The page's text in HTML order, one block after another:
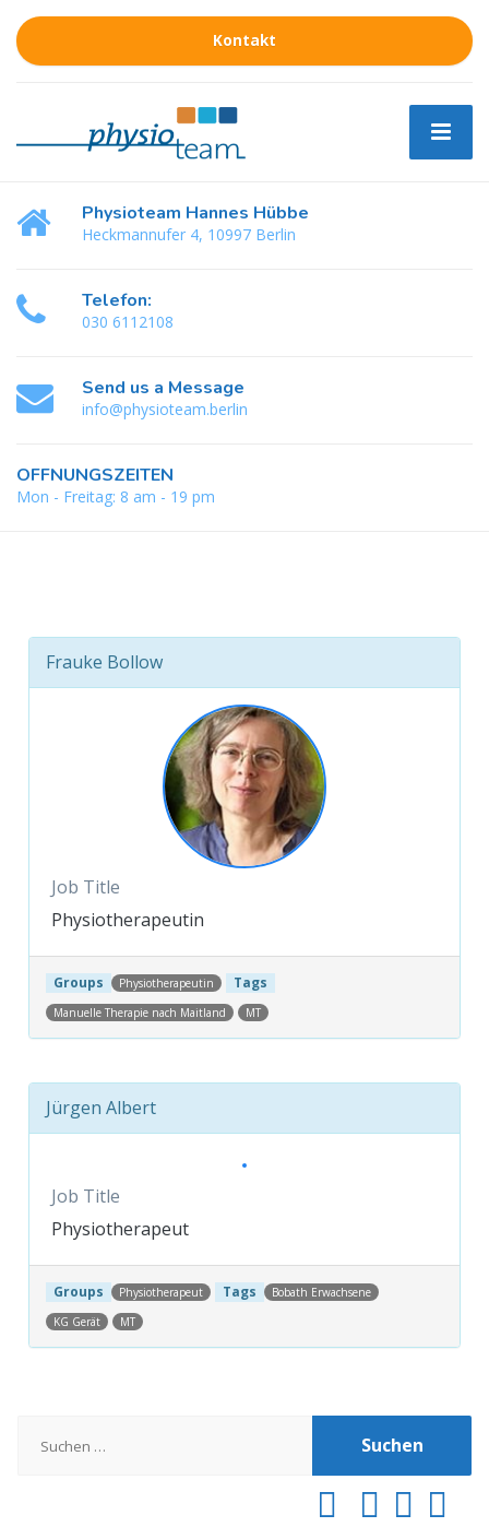
Kontakt
Physioteam Hannes Hübbe
Heckmannufer 4, 10997 Berlin
Telefon:
030 6112108
Send us a Message
info@physioteam.berlin
ÖFFNUNGSZEITEN
Mon - Freitag: 8 am - 19 pm
Frauke Bollow
Job Title
Physiotherapeutin
Groups Physiotherapeutin Tags
Manuelle Therapie nach Maitland MT
Jürgen Albert
Job Title
Physiotherapeut
Groups Physiotherapeut Tags
Bobath Erwachsene
KG Gerät
MT
nach: